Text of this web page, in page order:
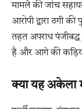
मामले की जांच
आरोपी द्वारा ठगी
तहत अपराध पंजीबद्ध
है और आगे की कड़ियाँ
क्या यह अकेला